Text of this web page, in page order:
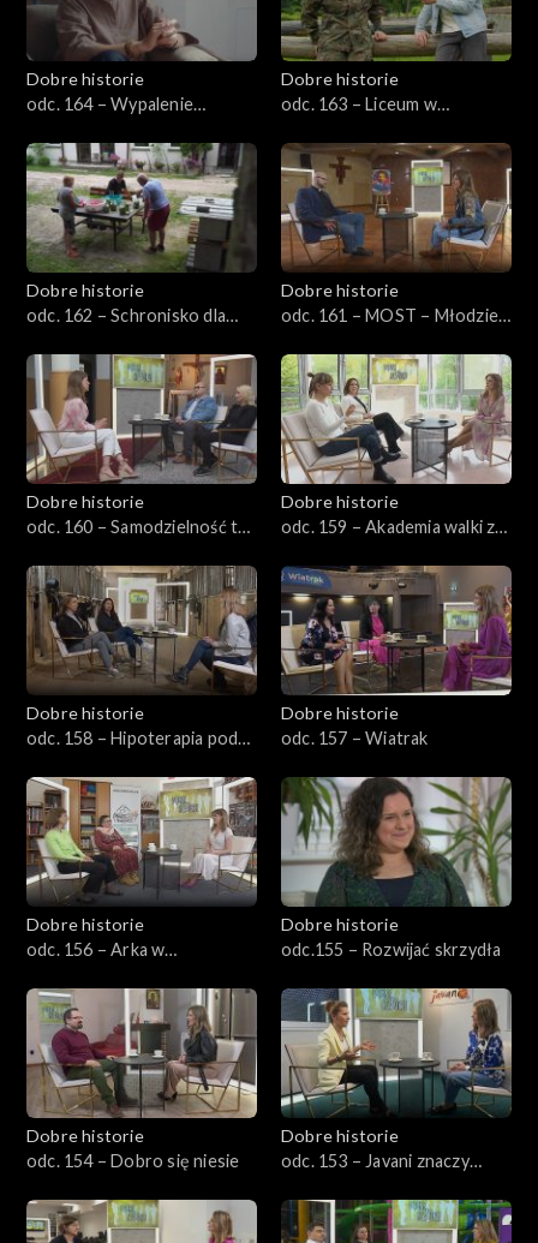
Dobre historie
odc. 164 – Wypalenie
Dobre historie
odc. 163 – Liceum w
charakterów
Dobre historie
odc. 162 – Schronisko dla
opiekuńczymi
Dobre historie
odc. 161 – MOST – Młodzież
Dobre historie
odc. 160 – Samodzielność to
Dobre historie
odc. 159 – Akademia walki z
Dobre historie
odc. 158 – Hipoterapia pod
Dobre historie
odc. 157 – Wiatrak
Dobre historie
odc. 156 – Arka w
Dobre historie
odc.155 – Rozwijać skrzydła
Dobre historie
odc. 154 – Dobro się niesie
Dobre historie
odc. 153 – Javani znaczy